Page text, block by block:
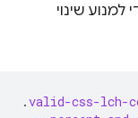
שינוי
.valid-css-lch-